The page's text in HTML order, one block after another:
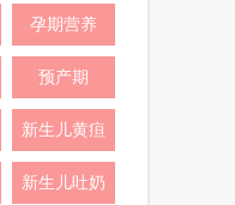
孕期营养
预产期
新生儿黄疸
新生儿吐奶